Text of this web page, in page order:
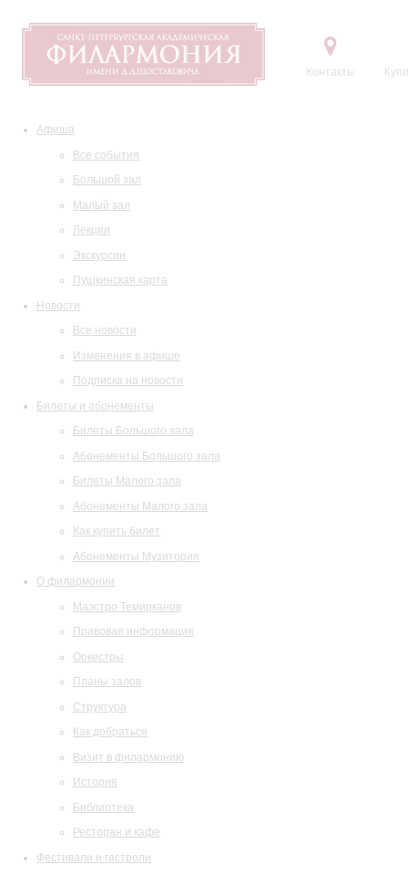
Контакты
Афиша
Все события
Большой зал
Малый зал
Лекции
Экскурсии
Пушкинская карта
Новости
Все новости
Изменения в афише
Подписка на новости
Билеты и абонементы
Билеты Большого зала
Абонементы Большого зала
Билеты Малого зала
Абонементы Малого зала
Как купить билет
Абонементы Музитория
О филармонии
Маэстро Темирканов
Правовая информация
Оркестры
Планы залов
Структура
Как добраться
Визит в филармонию
История
Библиотека
Ресторан и кафе
Фестивали и гастроли